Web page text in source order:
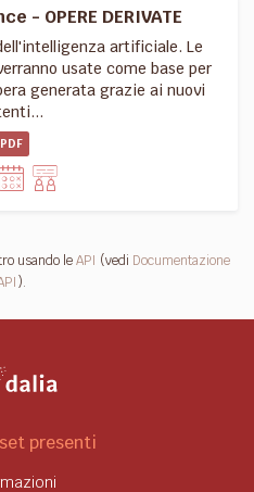
- OPERE DERIVATE
artificiale. Le
usate come base per
generata grazie ai nuovi
PDF
usando leAPI (vedi Documentazione
).
presenti